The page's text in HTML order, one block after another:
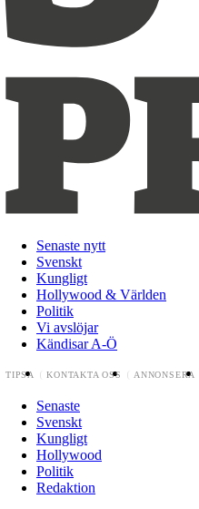
Senaste nytt
Svenskt
Kungligt
Hollywood & Världen
Politik
Vi avslöjar
Kändisar A-Ö
TIPSA KONTAKTA OSS ANNONSERA
Senaste
Svenskt
Kungligt
Hollywood
Politik
Redaktion